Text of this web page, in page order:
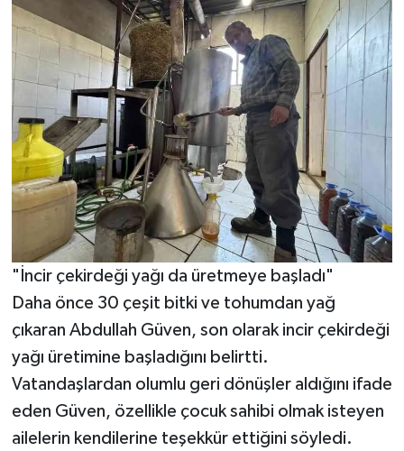
"İncir çekirdeği yağı da üretmeye başladı"
Daha önce 30 çeşit bitki ve tohumdan yağ
çıkaran Abdullah Güven, son olarak incir çekirdeği
yağı üretimine başladığını belirtti.
Vatandaşlardan olumlu geri dönüşler aldığını ifade
eden Güven, özellikle çocuk sahibi olmak isteyen
ailelerin kendilerine teşekkür ettiğini söyledi.